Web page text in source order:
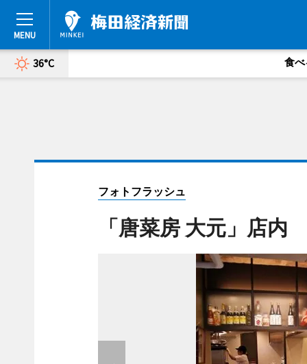
36°C 食べ
フォトフラッシュ
「唐菜房 大元」店内